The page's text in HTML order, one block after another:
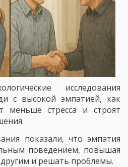
исследования
с высокой эмпатией, как
меньше стресса и строят
показали, что эмпатия
поведением, повышая
и решать проблемы.